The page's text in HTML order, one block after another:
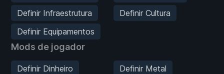
Definir Infraestrutura
Definir Cultura
Definir Equipamentos
Mods de jogador
Definir Dinheiro
Definir Metal